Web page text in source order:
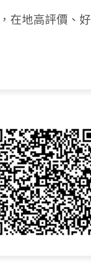
在地高評價、好